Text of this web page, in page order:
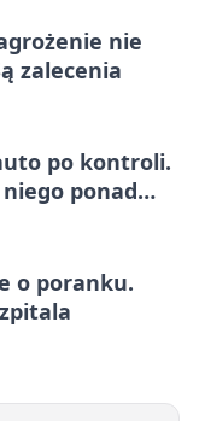
nie
zalecenia
po kontroli.
ponad
o poranku.